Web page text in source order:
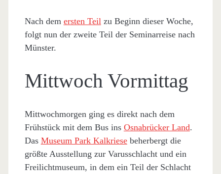
Nach dem ersten Teilzu Beginn dieser Woche,
folgt nun der zweite Teil der Seminarreise nach
Münster.
Mittwoch Vormittag
Mittwochmorgen ging es direkt nach dem
Frühstück mit dem Bus ins Osnabrücker Land.
Das Museum Park Kalkriesebeherbergt die
größte Ausstellung zur Varusschlacht und ein
Freilichtmuseum, in dem ein Teil der Schlacht